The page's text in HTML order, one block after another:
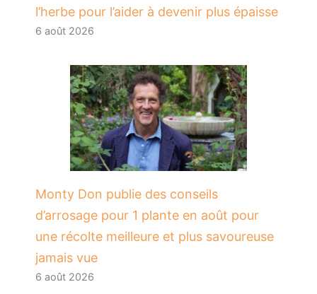
l’herbe pour l’aider à devenir plus épaisse
6 août 2026
Monty Don publie des conseils
d’arrosage pour 1 plante en août pour
une récolte meilleure et plus savoureuse
jamais vue
6 août 2026